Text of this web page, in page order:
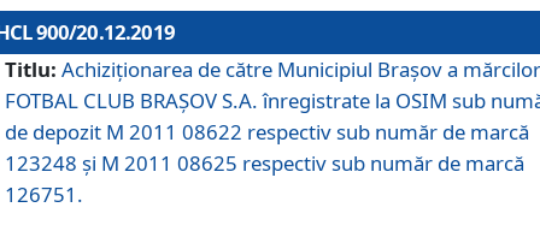
900/20.12.2019
Titlu: Achiziționarea de către Municipiul Brașov a mărcilor
FOTBAL CLUB BRAȘOV S.A. înregistrate la OSIM sub
de depozit M 2011 08622 respectiv sub număr de marcă
123248 și M 2011 08625 respectiv sub număr de marcă
126751.